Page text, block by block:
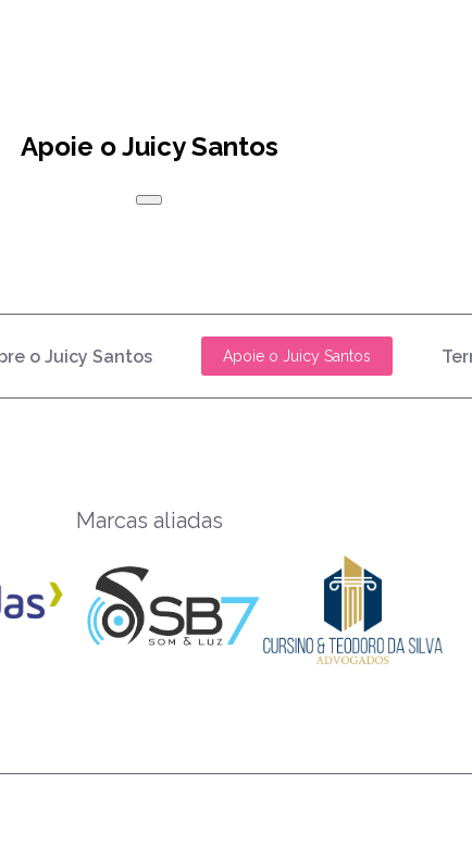
Apoie o Juicy Santos
o Juicy Santos Apoie o Juicy Santos
Marcas aliadas